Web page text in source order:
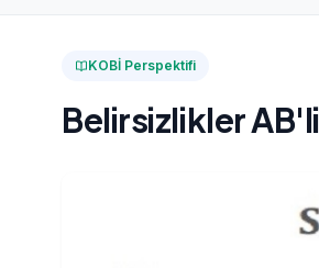
KOBİ Perspektifi
Belirsizlikler